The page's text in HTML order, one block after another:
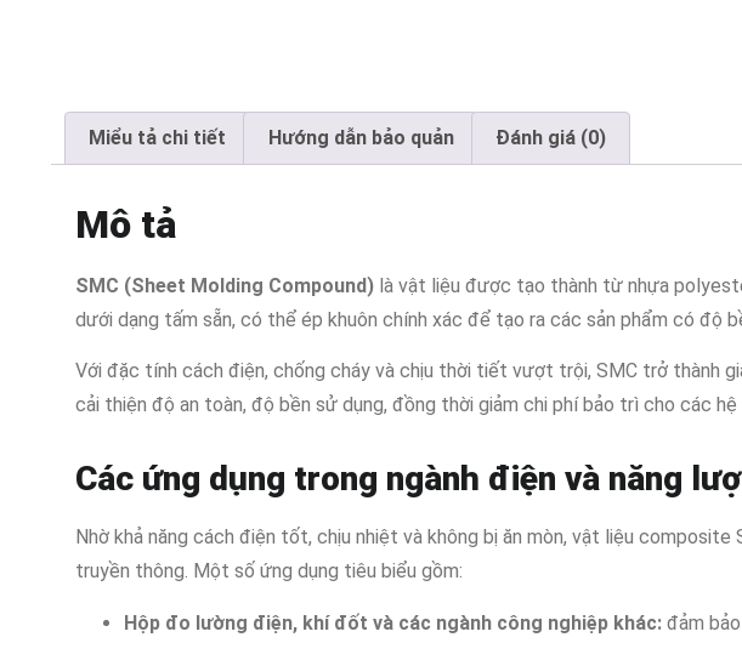
Miểu tả chi tiết Hướng dẫn bảo quản Đánh giá (0)
Mô tả
SMC (Sheet Molding Compound) là vật liệu được tạo thành từ nhựa
dưới dạng tấm sẵn, có thể ép khuôn chính xác để tạo ra các sản phẩm có độ
Với đặc tính cách điện, chống cháy và chịu thời tiết vượt trội, SMC trở thành
cải thiện độ an toàn, độ bền sử dụng, đồng thời giảm chi phí bảo trì cho các hệ
Các ứng dụng trong ngành điện và năng
Nhờ khả năng cách điện tốt, chịu nhiệt và không bị ăn mòn, vật liệu
truyền thông. Một số ứng dụng tiêu biểu gồm:
Hộp đo lường điện, khí đốt và các ngành công nghiệp khác: đảm